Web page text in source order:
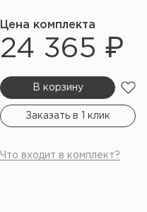
Цена комплекта
24 365 ₽
В корзину
Заказать в 1 клик
Что входит в комплект?